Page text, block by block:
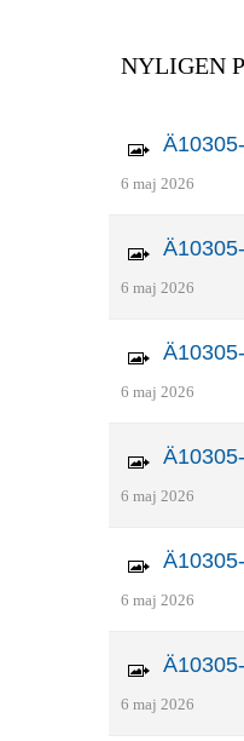
NYLIGEN
6 maj 2026
6 maj 2026
6 maj 2026
6 maj 2026
6 maj 2026
6 maj 2026